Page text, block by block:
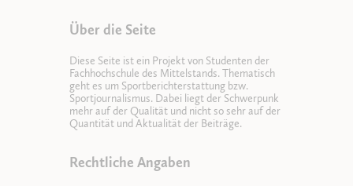
Über die Seite
Diese Seite ist ein Projekt von Studenten der
Fachhochschule des Mittelstands. Thematisch
geht es um Sportberichterstattung bzw.
Sportjournalismus. Dabei liegt der Schwerpunk
mehr auf der Qualität und nicht so sehr auf der
Quantität und Aktualität der Beiträge.
Rechtliche Angaben